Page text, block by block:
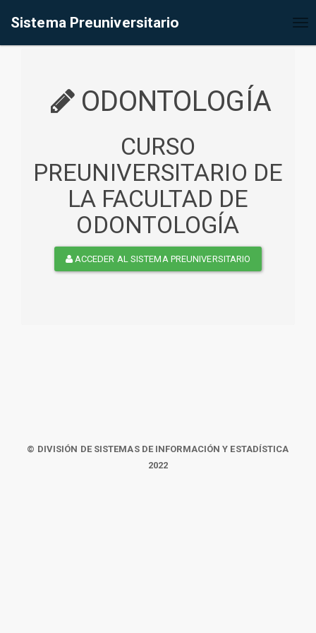
Sistema Preuniversitario
ODONTOLOGÍA
CURSO
PREUNIVERSITARIO DE
LA FACULTAD DE
ODONTOLOGÍA
ACCEDER AL SISTEMA PREUNIVERSITARIO
© DIVISIÓN DE SISTEMAS DE INFORMACIÓN Y ESTADÍSTICA
2022